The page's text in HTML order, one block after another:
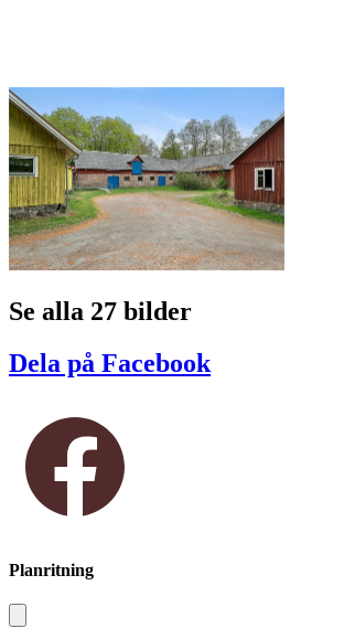
Se alla 27 bilder
Dela på Facebook
Planritning